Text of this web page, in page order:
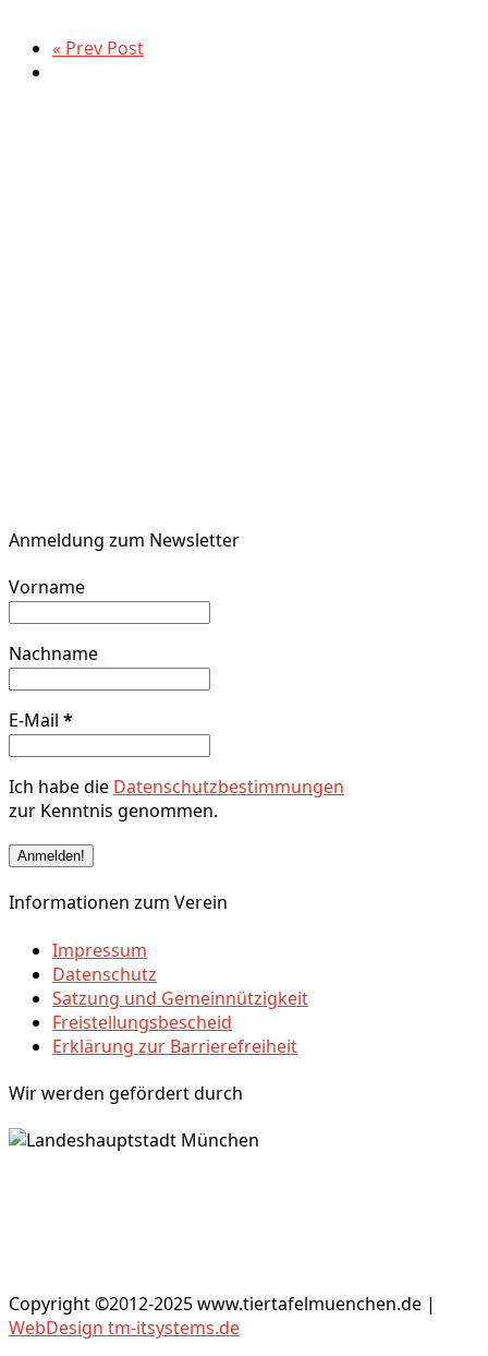
« Prev Post
Anmeldung zum Newsletter
Vorname
Nachname
E-Mail *
Ich habe die Datenschutzbestimmungen
zur Kenntnis genommen.
Informationen zum Verein
Impressum
Datenschutz
Satzung und Gemeinnützigkeit
Freistellungsbescheid
Erklärung zur Barrierefreiheit
Wir werden gefördert durch
Copyright ©2012-2025 www.tiertafelmuenchen.de |
WebDesign tm-itsystems.de